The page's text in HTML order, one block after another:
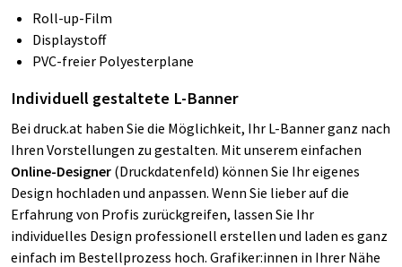
Roll-up-Film
Displaystoff
PVC-freier Polyesterplane
Individuell gestaltete L-Banner
Bei druck.at haben Sie die Möglichkeit, Ihr L-Banner ganz nach
Ihren Vorstellungen zu gestalten. Mit unserem einfachen
Online-Designer (Druckdatenfeld) können Sie Ihr eigenes
Design hochladen und anpassen. Wenn Sie lieber auf die
Erfahrung von Profis zurückgreifen, lassen Sie Ihr
individuelles Design professionell erstellen und laden es ganz
einfach im Bestellprozess hoch. Grafiker:innen in Ihrer Nähe